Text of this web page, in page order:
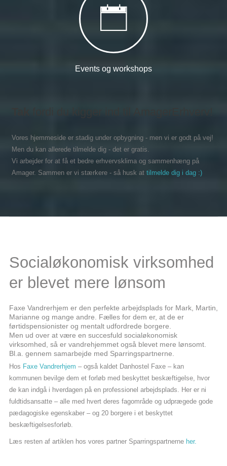
Events og workshops
Vores hjemmeside er stadig under opbygning - men vi er godt på vej!
Men du kan allerede tilmelde dig - det er gratis.
Vi arbejder for at få et bedre erhvervsklima og sammenhæng på
Amager. Sammen er vi stærkere - så husk at tilmelde dig i dag :)
Socialøkonomisk virksomhed
er blevet mere lønsom
Faxe Vandrerhjem er den perfekte arbejdsplads for Mark, Martin,
Marianne og mange andre. Fælles for dem er, at de er
førtidspensionister og mentalt udfordrede borgere.
Men ud over at være en succesfuld socialøkonomisk
virksomhed, så er vandrehjemmet også blevet mere lønsomt.
Bl.a. gennem samarbejde med Sparringspartnerne.
Hos Faxe Vandrerhjem – også kaldet Danhostel Faxe – kan
kommunen bevilge dem et forløb med beskyttet beskæftigelse, hvor
de kan indgå i hverdagen på en professionel arbejdsplads. Her er ni
fuldtidsansatte – alle med hvert deres fagområde og udprægede gode
pædagogiske egenskaber – og 20 borgere i et beskyttet
beskæftigelsesforløb.
Læs resten af artiklen hos vores partner Sparringspartnerneher.